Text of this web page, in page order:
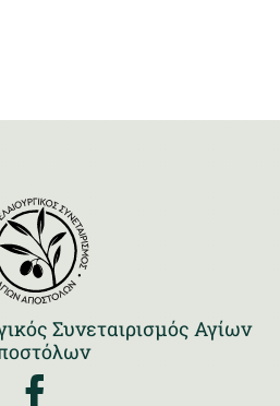
Συνεταιρισμός Αγίων